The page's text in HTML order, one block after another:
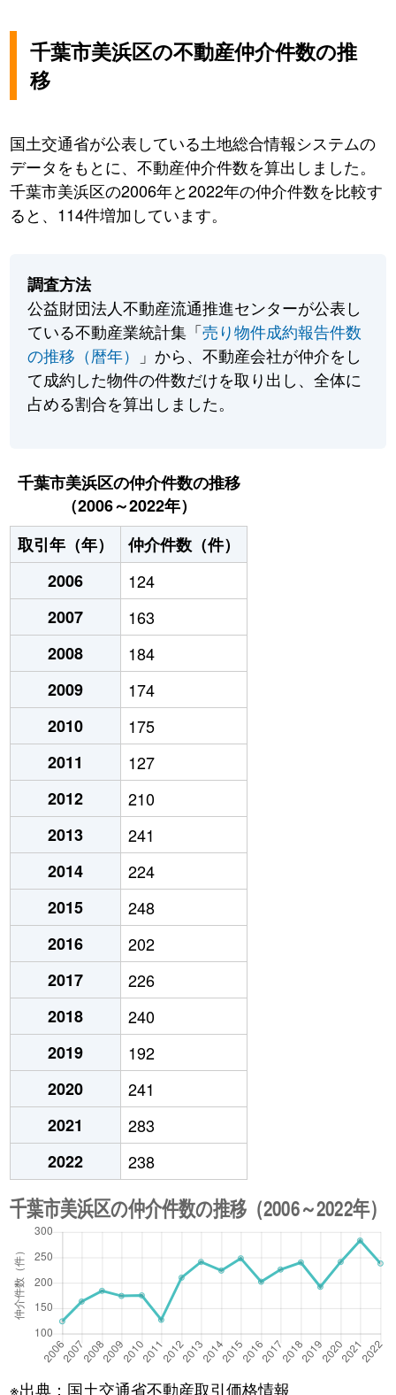
千葉市美浜区の不動産仲介件数の推
移
国土交通省が公表している土地総合情報システムの
データをもとに、不動産仲介件数を算出しました。
千葉市美浜区の2006年と2022年の仲介件数を比較す
ると、114件増加しています。
調査方法
公益財団法人不動産流通推進センターが公表し
ている不動産業統計集「売り物件成約報告件数
の推移（暦年）
」から、不動産会社が仲介をし
て成約した物件の件数だけを取り出し、全体に
占める割合を算出しました。
千葉市美浜区の仲介件数の推移
（2006～2022年）
取引年（年）
仲介件数（件）
2006
124
2007
163
2008
184
2009
174
2010
175
2011
127
2012
210
2013
241
2014
224
2015
248
2016
202
2017
226
2018
240
2019
192
2020
241
2021
283
2022
238
※出典：国土交通省不動産取引価格情報